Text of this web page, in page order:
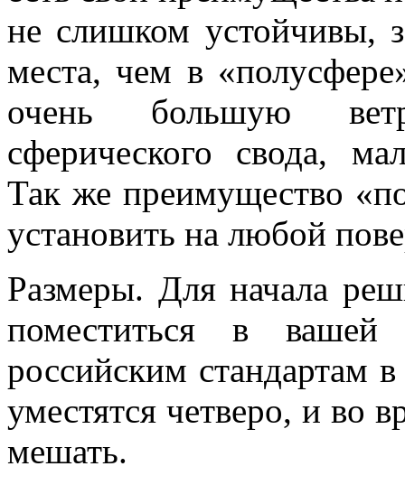
не слишком устойчивы,
места, чем в
очень большую
сферического свода,
Так же преимущество
установить на любой
Размеры. Для начала
поместиться в
российским стандартам
уместятся четверо, и во
мешать.